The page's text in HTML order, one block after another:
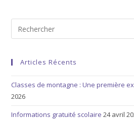
Articles Récents
Classes de montagne : Une première
2026
Informations gratuité scolaire 24 avril